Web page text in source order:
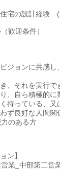
宅の設計経験
歓迎条件）
ジョンに共感し
、それを実行で
、自ら積極的に
持っている、又
ず良好な人間関
のある方
ン】
業_中部第二営